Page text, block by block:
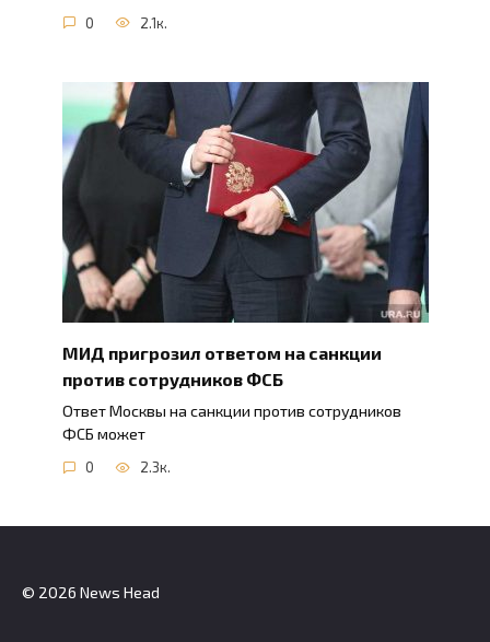
0 2.1к.
МИД пригрозил ответом на санкции
против сотрудников ФСБ
Ответ Москвы на санкции против сотрудников
ФСБ может
0 2.3к.
© 2026 News Head